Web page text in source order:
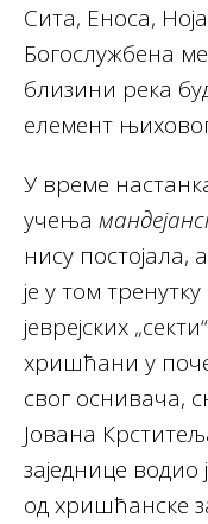
Сита, Еноса,
Богослужбена
близини река
елемент
У време
учења
нису постојала,
је у том
јеврејских
хришћани у
свог оснивача,
Јована
заједнице
од хришћанске